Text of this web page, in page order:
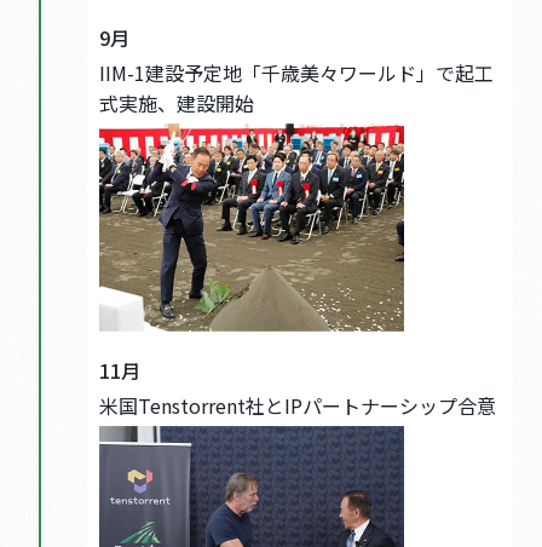
9月
IIM-1建設予定地「千歳美々ワールド」で起工
式実施、建設開始
11月
米国Tenstorrent社とIPパートナーシップ合意